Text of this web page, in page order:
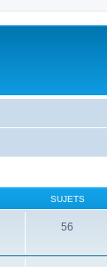
SUJETS
56